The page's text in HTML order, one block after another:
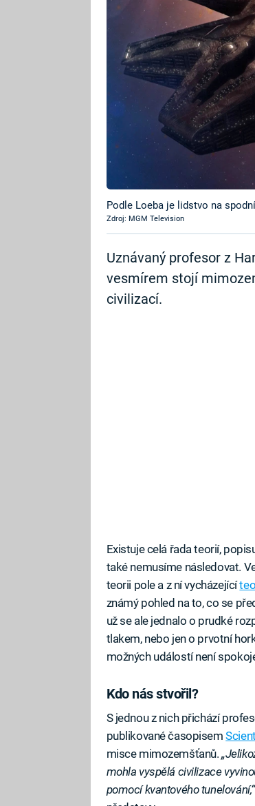
Podle Loeba je lidstvo na
Zdroj: MGM Television
Uznávaný profesor z
vesmírem stojí
civilizací.
Existuje celá řada teorií,
také nemusíme následovat.
teorii pole a z ní vycházející
známý pohled na to, co se
už se ale jednalo o prudké
tlakem, nebo jen o prvotní
možných událostí není
Kdo nás stvořil?
S jednou z nich přichází
publikované časopisem
misce mimozemšťanů.
mohla vyspělá civilizace
pomocí kvantového tunelování,“